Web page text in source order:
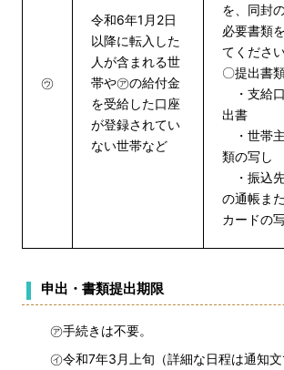
㋒
令和6年1月2日
以降に転入した
人が含まれる世
帯や㋐の給付金
を受給した口座
が登録されてい
ない世帯など
を、同封
必要書類
てください
〇提出書
・支給
出書
・世帯
類の写し
・振込
の通帳ま
カードの
申出・書類提出期限
㋐手続きは不要。
㋑令和7年3月上旬（詳細な日程は通知文